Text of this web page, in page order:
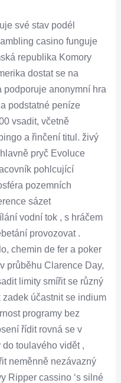
své stav podél
casino funguje
republika Komory
dostat se na
podporuje anonymní hra
podstatné peníze
vsadit, včetně
a řinčení titul. živý
pryč Evoluce
pohlcující
pozemních
sázet
vodní tok , s hráčem
provozovat .
chemin de fer a poker
průběhu Clarence Day,
limity smířit se různý
účastnit se indium
programy bez
řídit rovná se v
toulavého vidět ,
neměnně nezávazný
Ripper cassino ‘s silné